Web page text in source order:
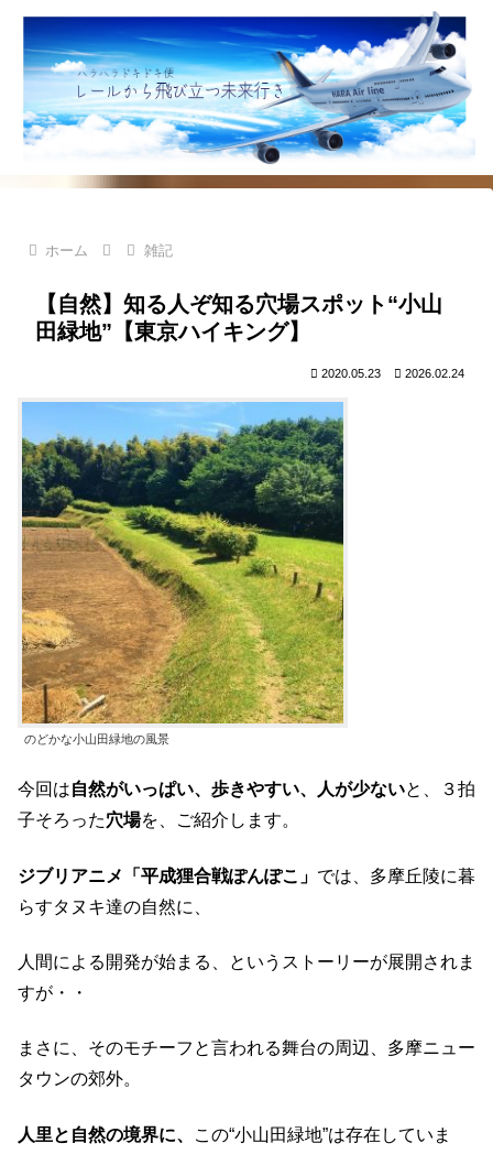
ホーム 雑記
【自然】知る人ぞ知る穴場スポット“小山
田緑地”【東京ハイキング】
2020.05.23 2026.02.24
のどかな小山田緑地の風景
今回は自然がいっぱい、歩きやすい、人が少ないと、３拍
子そろった穴場を、ご紹介します。
ジブリアニメ「平成狸合戦ぽんぽこ」 では、多摩丘陵に暮
らすタヌキ達の自然に、
人間による開発が始まる、というストーリーが展開されま
すが・・
まさに、そのモチーフと言われる舞台の周辺、多摩ニュー
タウンの郊外。
人里と自然の境界に、
この“小山田緑地”は存在していま